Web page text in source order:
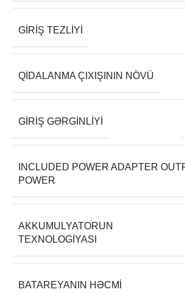
GIRIŞ TEZLIYI
QIDALANMA ÇIXIŞININ NÖVÜ
GIRIŞ GƏRGINLIYI
INCLUDED POWER ADAPTER
POWER
AKKUMULYATORUN
TEXNOLOGIYASI
BATAREYANIN HƏCMI